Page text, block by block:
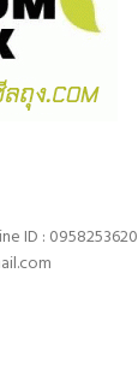
ID : 0958253620